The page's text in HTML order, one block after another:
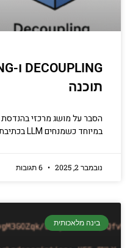
תוכנה
הסבר על מושג מרכזי
במיוחד כשמנחים LLM בכתיבת קוד.
נובמבר 2, 2025
בינה מלאכותית